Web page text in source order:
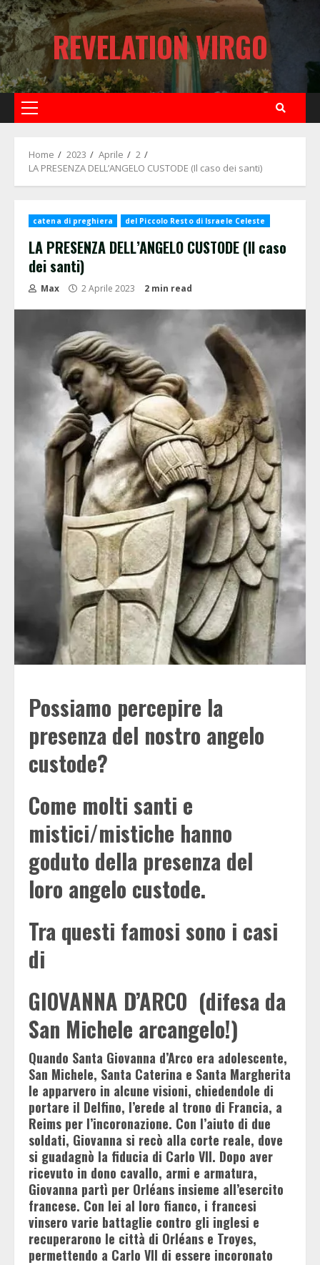
Skip
to
content
REVELATION VIRGO
Primary
Home 2023 Aprile
2
LA PRESENZA DELL’ANGELO CUSTODE (Il caso dei santi)
catena di preghiera del Piccolo Resto di Israele Celeste
LA PRESENZA DELL’ANGELO CUSTODE (Il caso
dei santi)
Max 2 Aprile 2023 2 min read
Possiamo percepire la
presenza del nostro angelo
custode?
Come molti santi e
mistici/mistiche hanno
goduto della presenza del
loro angelo custode.
Tra questi famosi sono i casi
di
GIOVANNA D’ARCO (difesa da
San Michele arcangelo!)
Quando Santa Giovanna d’Arco era adolescente,
San Michele, Santa Caterina e Santa Margherita
le apparvero in alcune visioni, chiedendole di
portare il Delfino, l’erede al trono di Francia, a
Reims per l’incoronazione. Con l’aiuto di due
soldati, Giovanna si recò alla corte reale, dove
si guadagnò la fiducia di Carlo VII. Dopo aver
ricevuto in dono cavallo, armi e armatura,
Giovanna partì per Orléans insieme all’esercito
francese. Con lei al loro fianco, i francesi
vinsero varie battaglie contro gli inglesi e
recuperarono le città di Orléans e Troyes,
permettendo a Carlo VII di essere incoronato